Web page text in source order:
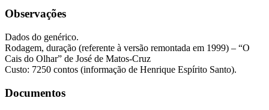
Observações
Dados do genérico.
Rodagem, duração (referente à versão remontada em 1999) – “O
Cais do Olhar” de José de Matos-Cruz
Custo: 7250 contos (informação de Henrique Espírito Santo).
Documentos